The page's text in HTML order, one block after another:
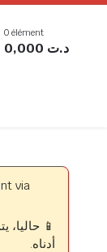
0 élément
د.ت
via
📱
أدناه.